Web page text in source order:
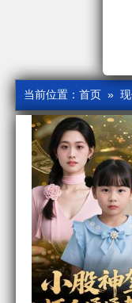
当前位置： 首页 »